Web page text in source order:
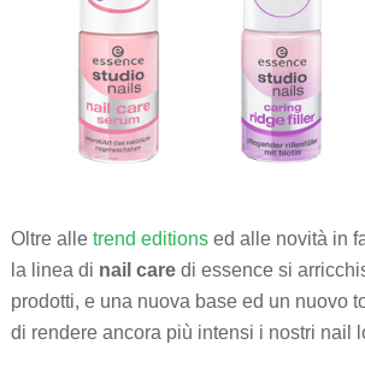
Oltre alletrend editionsed alle novità in
la linea di nail caredi essence si
prodotti, e una nuova base ed un nuovo
di rendere ancora più intensi i nostri nail